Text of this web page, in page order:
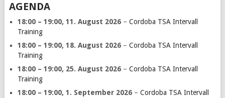
AGENDA
18:00 – 19:00, 11. August 2026– Cordoba TSA Intervall
Training
18:00 – 19:00, 18. August 2026– Cordoba TSA Intervall
Training
18:00 – 19:00, 25. August 2026– Cordoba TSA Intervall
Training
18:00 – 19:00, 1. September 2026– Cordoba TSA Intervall